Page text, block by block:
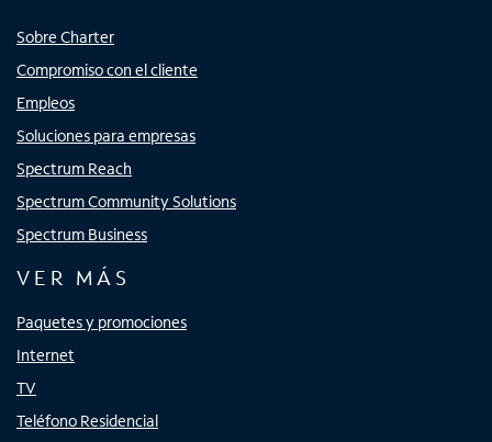
Sobre Charter
Compromiso con el cliente
Empleos
Soluciones para empresas
Spectrum Reach
Spectrum Community Solutions
Spectrum Business
VER MÁS
Paquetes y promociones
Internet
TV
Teléfono Residencial